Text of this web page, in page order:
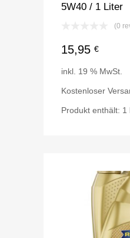
5W40 / 1 Liter
(0
15,95 €
inkl. 19 % MwSt.
Kostenloser
Produkt enthält: 1